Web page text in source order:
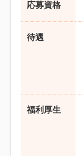
応募資格
待遇
福利厚生